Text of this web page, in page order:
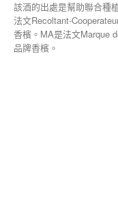
該酒的出處是幫助聯合種
法文Recoltant-
香檳。MA是法文Marque
品牌香檳。